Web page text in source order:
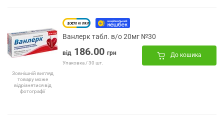
Зовнішній вигляд
товару може
відрізнятися від
фотографії
Ванлерк табл. в/о 20мг №30
від 186.00 грн
Упаковка / 30 шт.
До кошика